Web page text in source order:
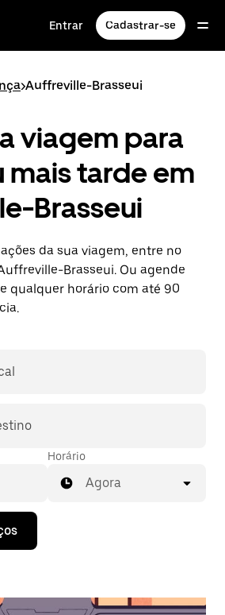
Entrar Cadastrar-se
>Auffreville-Brasseui
viagem para
mais tarde em
Brasseui
da sua viagem, entre no
Brasseui. Ou agende
qualquer horário com até 90
Horário
Agora